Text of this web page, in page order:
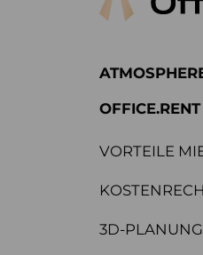
OFFICE.RENT
VORTEILE
3D-PLANUNG